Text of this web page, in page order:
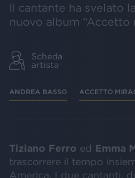
Il cantante ha svelato
nuovo album “Accetto
Scheda
artista
ANDREA BASSO ACCETTO
Tiziano Ferro ed Emma
trascorrere il tempo
America. I due cantanti,